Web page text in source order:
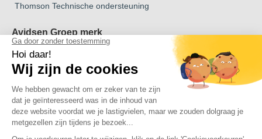
Thomson Technische ondersteuning
Avidsen Groep merk
Avidsen Merk
Thomson Merk
merk Philips